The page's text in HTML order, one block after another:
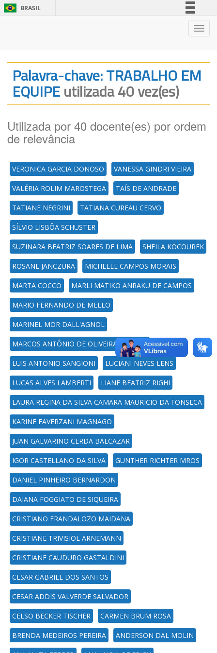
BRASIL
Legislação
Canais
Palavra-chave: TRABALHO EM
EQUIPEutilizada 40 vez(es)
Utilizada por 40 docente(es) por ordem
de relevância
VERONICA GARCIA DONOSO VANESSA GINDRI VIEIRA
VALÉRIA ROLIM MAROSTEGA TAÍS DE ANDRADE
TATIANE NEGRINI TATIANA CUREAU CERVO
SÍLVIO LISBÔA SCHUSTER
SUZINARA BEATRIZ SOARES DE LIMA SHEILA KOCOUREK
ROSANE JANCZURA MICHELLE CAMPOS MORAIS
MARTA COCCO MARLI MATIKO ANRAKU DE CAMPOS
MARIO FERNANDO DE MELLO
MARINEL MOR DALL'AGNOL
MARCOS ANTÔNIO DE OLIVEIRA LOBATO
LUIS ANTONIO SANGIONI LUCIANI NEVES LENS
LUCAS ALVES LAMBERTI LIANE BEATRIZ RIGHI
LAURA REGINA DA SILVA CAMARA MAURICIO DA FONSECA
KARINE FAVERZANI MAGNAGO
JUAN GALVARINO CERDA BALCAZAR
IGOR CASTELLANO DA SILVA GÜNTHER RICHTER MROS
DANIEL PINHEIRO BERNARDON
DAIANA FOGGIATO DE SIQUEIRA
CRISTIANO FRANDALOZO MAIDANA
CRISTIANE TRIVISIOL ARNEMANN
CRISTIANE CAUDURO GASTALDINI
CESAR GABRIEL DOS SANTOS
CESAR ADDIS VALVERDE SALVADOR
CELSO BECKER TISCHER CARMEN BRUM ROSA
BRENDA MEDEIROS PEREIRA ANDERSON DAL MOLIN